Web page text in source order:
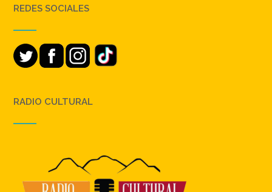
REDES SOCIALES
RADIO CULTURAL